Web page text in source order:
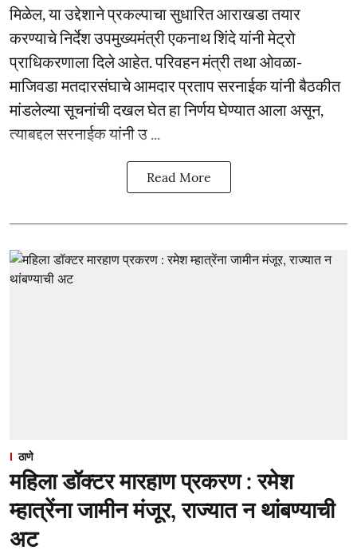
मिळेल, या उद्देशाने प्रकल्पाचा सुधारित आराखडा तयार
करण्याचे निर्देश उपमुख्यमंत्री एकनाथ शिंदे यांनी मेट्रो
प्राधिकरणाला दिले आहेत. परिवहन मंत्री तथा ओवळा-
माजिवडा मतदारसंघाचे आमदार प्रताप सरनाईक यांनी बैठकीत
मांडलेल्या सूचनांची दखल घेत हा निर्णय घेण्यात आला असून,
त्याबद्दल सरनाईक यांनी उ ...
Read More
ठाणे
महिला डॉक्टर मारहाण प्रकरण : रमेश
म्हात्रेंना जामीन मंजूर, राज्यात न थांबण्याची
अट